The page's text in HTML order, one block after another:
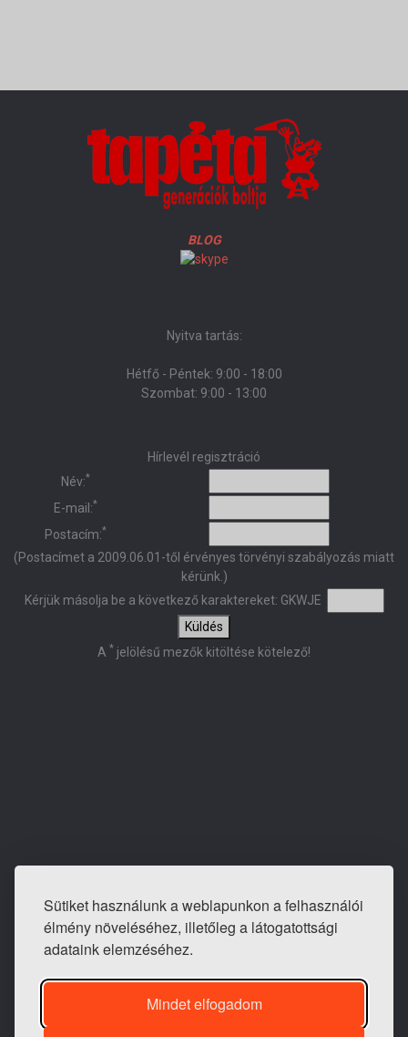
Sütiket használunk a weblapunkon a felhasználói
élmény növeléséhez, illetőleg a látogatottsági
adataink elemzéséhez.
Mindet elfogadom
BLOG
Nyitva tartás:
Hétfő - Péntek: 9:00 - 18:00
Szombat: 9:00 - 13:00
Hírlevél regisztráció
Név:*
E-mail:*
Postacím:*
(Postacímet a 2009.06.01-től érvényes törvényi szabályozás miatt
kérünk.)
Kérjük másolja be a következő karaktereket: GKWJE
Küldés
A * jelölésű mezők kitöltése kötelező!
E-mail: info@tapeta-bolt.hu
Mobil:+36 20 421 0810
Telefon / fax: